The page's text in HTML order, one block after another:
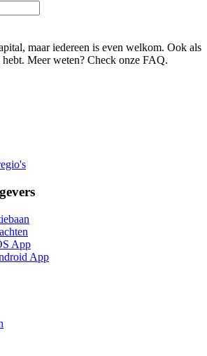
maar iedereen is even welkom. Ook als
Meer weten? Check onze FAQ.
App
App